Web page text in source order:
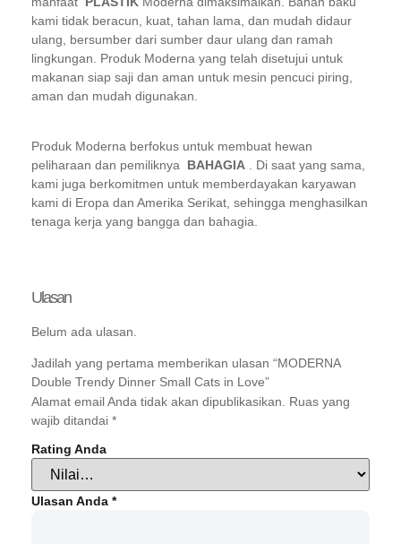
kami tidak beracun, kuat, tahan lama, dan mudah didaur
ulang, bersumber dari sumber daur ulang dan ramah
lingkungan. Produk Moderna yang telah disetujui untuk
makanan siap saji dan aman untuk mesin pencuci piring,
aman dan mudah digunakan.
Produk Moderna berfokus untuk membuat hewan
peliharaan dan pemiliknya BAHAGIA . Di saat yang sama,
kami juga berkomitmen untuk memberdayakan karyawan
kami di Eropa dan Amerika Serikat, sehingga menghasilkan
tenaga kerja yang bangga dan bahagia.
Ulasan
Belum ada ulasan.
Jadilah yang pertama memberikan ulasan “MODERNA
Double Trendy Dinner Small Cats in Love”
Alamat email Anda tidak akan dipublikasikan.
Ruas yang
wajib ditandai *
Rating Anda
Ulasan Anda *